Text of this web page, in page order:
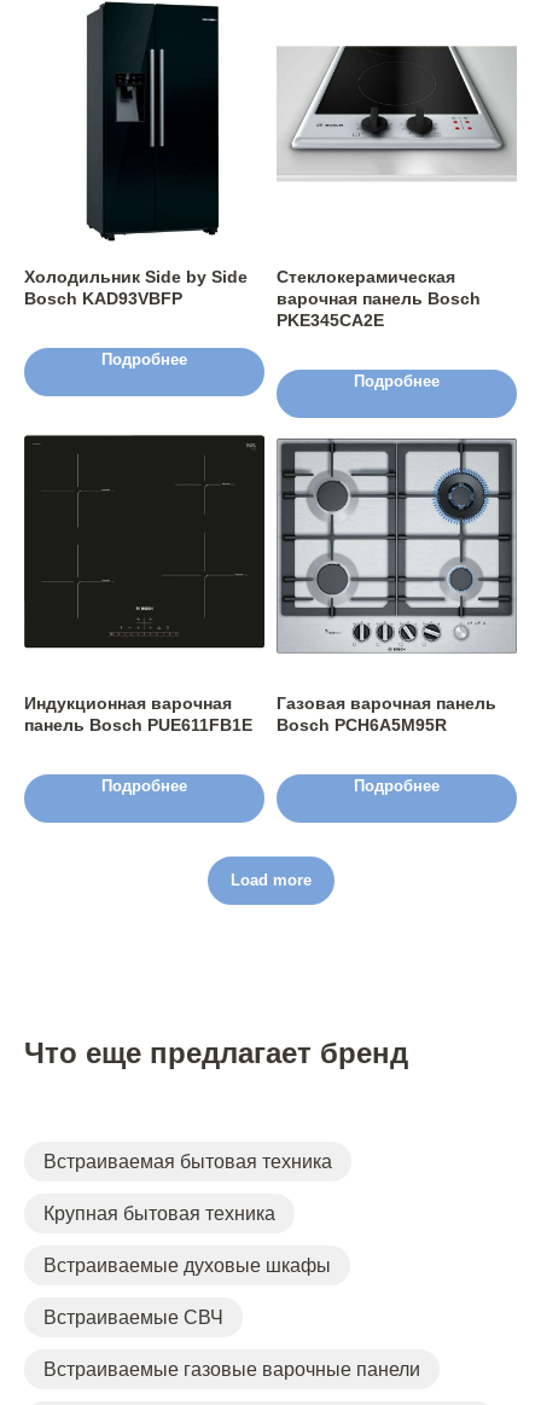
Холодильник Side by Side
Bosch KAD93VBFP
Подробнее
Стеклокерамическая
варочная панель Bosch
PKE345CA2E
Подробнее
Индукционная варочная
панель Bosch PUE611FB1E
Подробнее
Газовая варочная панель
Bosch PCH6A5M95R
Подробнее
Load more
Что еще предлагает бренд
Встраиваемая бытовая техника
Крупная бытовая техника
Встраиваемые духовые шкафы
Встраиваемые СВЧ
Встраиваемые газовые варочные панели